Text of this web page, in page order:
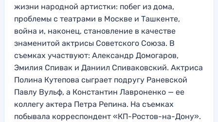
жизни народной артистки: побег из дома,
проблемы с театрами в Москве и Ташкенте,
война и, наконец, становление в качестве
знаменитой актрисы Советского Союза. В
съемках участвуют: Александр Домогаров,
Эмилия Спивак и Даниил Спиваковский. Актриса
Полина Кутепова сыграет подругу Раневской
Павлу Вульф, а Константин Лавроненко — ее
коллегу актера Петра Репина. На съемках
побывала корреспондент «КП-Ростов-на-Дону».